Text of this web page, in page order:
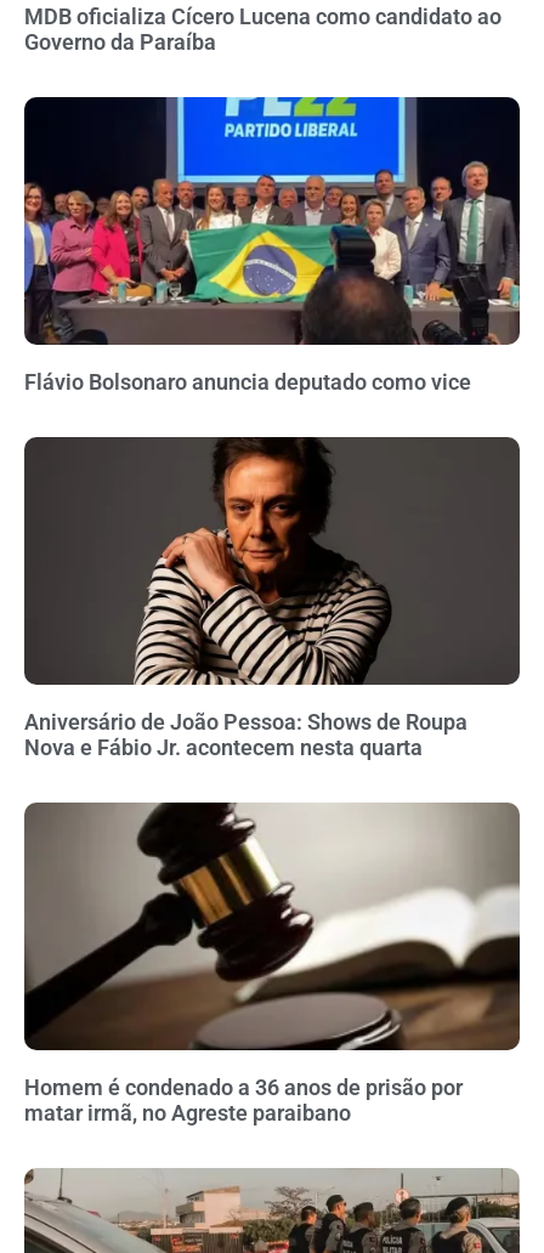
MDB oficializa Cícero Lucena como candidato ao
Governo da Paraíba
Flávio Bolsonaro anuncia deputado como vice
Aniversário de João Pessoa: Shows de Roupa
Nova e Fábio Jr. acontecem nesta quarta
Homem é condenado a 36 anos de prisão por
matar irmã, no Agreste paraibano